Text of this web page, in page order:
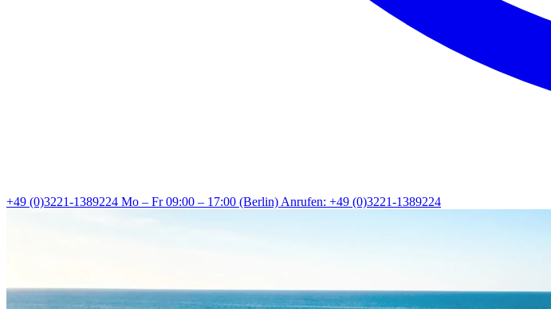
+49 (0)3221-1389224 Mo – Fr 09:00 – 17:00 (Berlin) Anrufen: +49 (0)3221-1389224